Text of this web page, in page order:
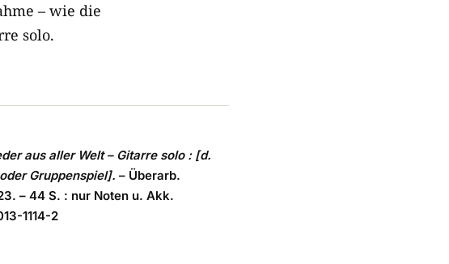
– wie die
solo.
aus aller Welt – Gitarre solo : [d.
Gruppenspiel]. – Überarb.
– 44 S. : nur Noten u. Akk.
1114-2